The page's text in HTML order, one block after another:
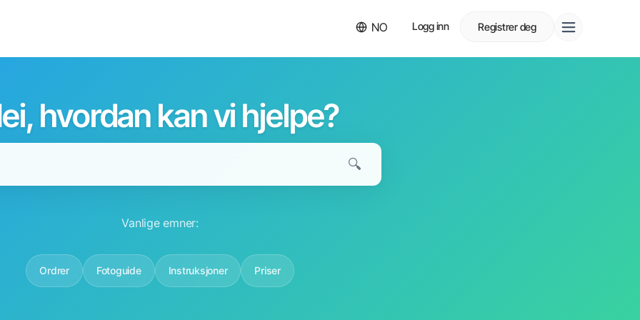
NO Logg inn Registrer deg
hvordan kan vi hjelpe?
🔍
Vanlige emner:
Ordrer Fotoguide Instruksjoner Priser